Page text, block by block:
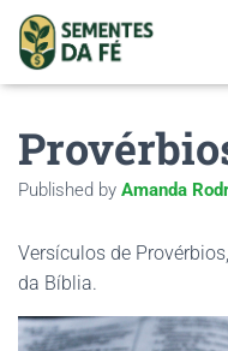
Published by Amanda
Versículos de
da Bíblia.